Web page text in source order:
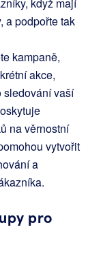
když mají
a podpořte tak
kampaně,
akce,
sledování vaší
na věrnostní
vytvořit
a
pro